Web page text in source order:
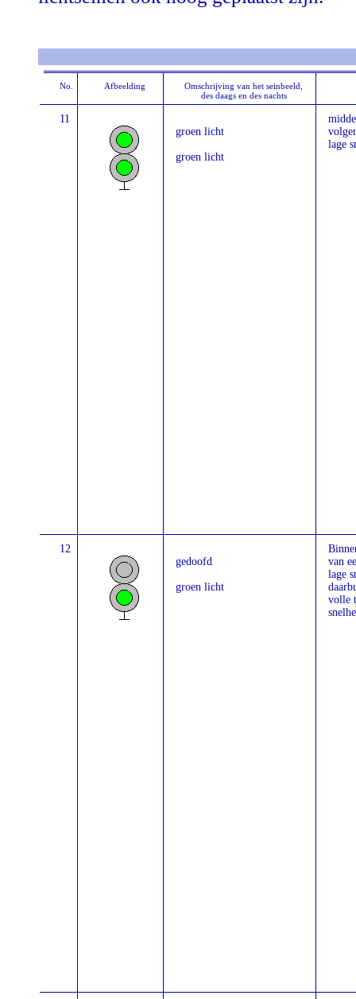
No. Afbeelding
Omschrijving van het seinbeeld,
des daags en des nachts
11
groen licht
groen licht
lage
12
gedoofd
groen licht
van
lage
volle